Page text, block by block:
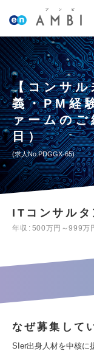
【コンサ
義・PM経
ァームの
日）
求人No.PDGGX-65
ITコンサルタ
年収 500万円～999万
なぜ募集して
SIer出身人材を中核に